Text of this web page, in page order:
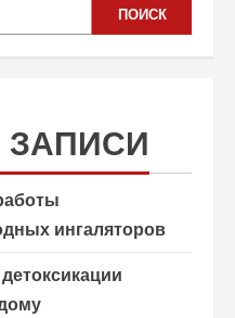
ПОИСК
ЗАПИСИ
ингаляторов